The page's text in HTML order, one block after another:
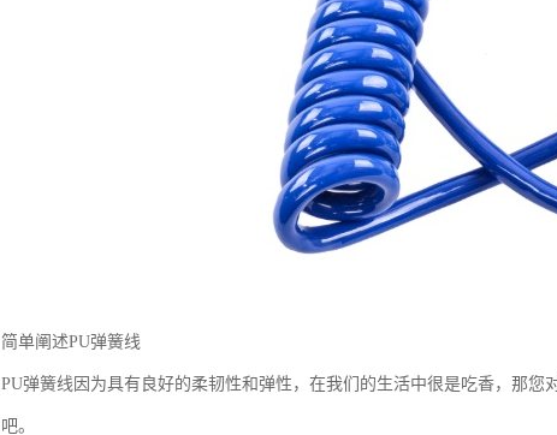
简单阐述PU弹簧线
PU弹簧线因为具有良好的柔韧性和弹性，在我们的生活中很是吃香，那
吧。